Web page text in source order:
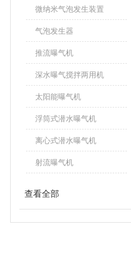
微纳米气泡发生装置
气泡发生器
推流曝气机
深水曝气搅拌两用机
太阳能曝气机
浮筒式潜水曝气机
离心式潜水曝气机
射流曝气机
查看全部